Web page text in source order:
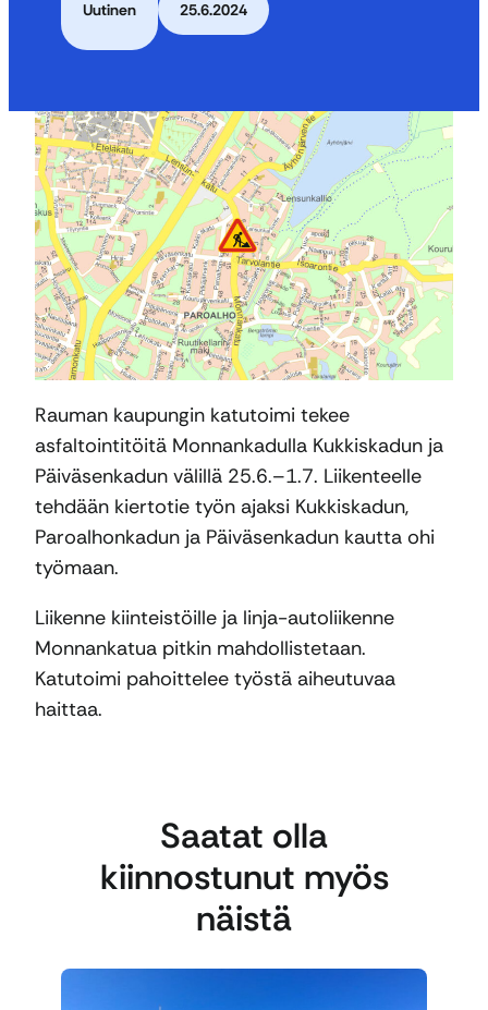
Uutinen 25.6.2024
Rauman kaupungin katutoimi tekee
asfaltointitöitä Monnankadulla Kukkiskadun ja
Päiväsenkadun välillä 25.6.–1.7. Liikenteelle
tehdään kiertotie työn ajaksi Kukkiskadun,
Paroalhonkadun ja Päiväsenkadun kautta ohi
työmaan.
Liikenne kiinteistöille ja linja-autoliikenne
Monnankatua pitkin mahdollistetaan.
Katutoimi pahoittelee työstä aiheutuvaa
haittaa.
Saatat olla
kiinnostunut myös
näistä